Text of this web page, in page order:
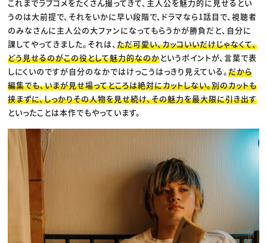
これまでラブコメをたくさん撮ってきて、主人公を魅力的に見せるとい
うのは大前提で、それをいかに早い段階で、ドラマなら1話目で、視聴者
のみなさんに主人公の大ファンになってもらうかが勝負だと、自分に
課してやってきました。それは、ただ可愛い、カッコいいだけじゃなくて、
どう見せるのがこの役として魅力的なのかというポイントが、言葉で表
しにくいのですが自分のなかではけっこうはっきり見えている。だから
編集でも、いまが見せ場ってところは絶対にカットしない。別のカットも
挟まずに、しっかりその人物を見せ続け、その魅力を最大限に引き出す
といったことは本作でもやっています。